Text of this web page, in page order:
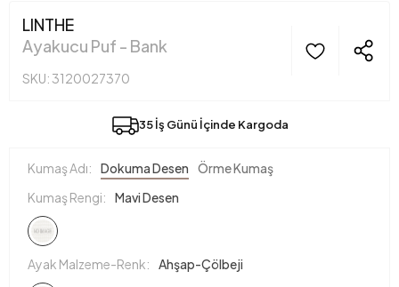
LINTHE
Ayakucu Puf - Bank
SKU: 3120027370
35 İş Günü İçinde Kargoda
Kumaş Adı: Dokuma Desen
Örme Kumaş
Kumaş Rengi:
Mavi Desen
Ayak Malzeme-Renk: Ahşap-Çölbeji